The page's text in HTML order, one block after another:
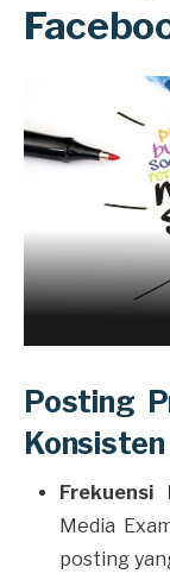
Posting
Konsisten
Frekuensi
Media
posting